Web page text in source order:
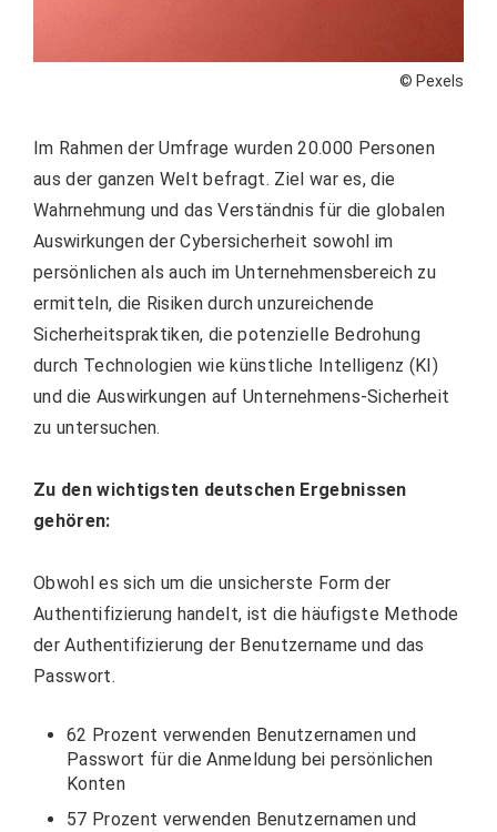
© Pexels
Im Rahmen der Umfrage wurden 20.000 Personen
aus der ganzen Welt befragt. Ziel war es, die
Wahrnehmung und das Verständnis für die globalen
Auswirkungen der Cybersicherheit sowohl im
persönlichen als auch im Unternehmensbereich zu
ermitteln, die Risiken durch unzureichende
Sicherheitspraktiken, die potenzielle Bedrohung
durch Technologien wie künstliche Intelligenz (KI)
und die Auswirkungen auf Unternehmens-Sicherheit
zu untersuchen.
Zu den wichtigsten deutschen Ergebnissen
gehören:
Obwohl es sich um die unsicherste Form der
Authentifizierung handelt, ist die häufigste Methode
der Authentifizierung der Benutzername und das
Passwort.
62 Prozent verwenden Benutzernamen und
Passwort für die Anmeldung bei persönlichen
Konten
57 Prozent verwenden Benutzernamen und